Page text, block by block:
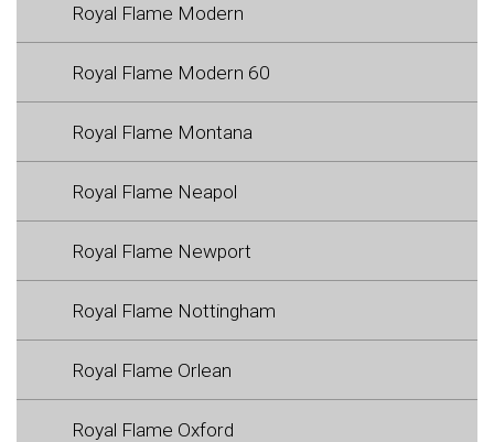
Royal Flame Modern
Royal Flame Modern 60
Royal Flame Montana
Royal Flame Neapol
Royal Flame Newport
Royal Flame Nottingham
Royal Flame Orlean
Royal Flame Oxford